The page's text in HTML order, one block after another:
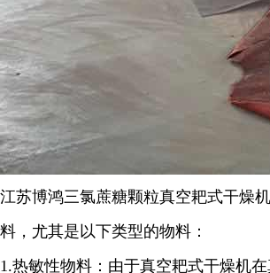
江苏博鸿三氯蔗糖颗粒真空耙式干燥
料，尤其是以下类型的物料：
1.热敏性物料：由于真空耙式干燥机